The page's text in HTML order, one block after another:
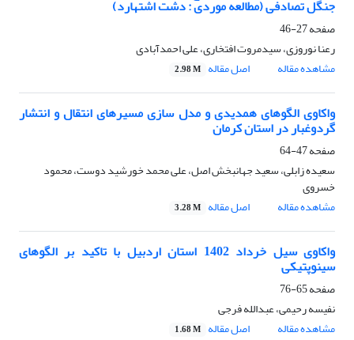
جنگل تصادفی (مطالعه موردی : دشت اشتهارد)
صفحه27-46
رعنا نوروزی، سیدمروت افتخاری، علی احمدآبادی
مشاهده مقاله
اصل مقاله 2.98 M
واکاوی الگوهای همدیدی و مدل سازی مسیرهای انتقال و انتشار
گردوغبار در استان کرمان
صفحه47-64
سعیده زابلی، سعید جهانبخش اصل، علی محمد خورشید دوست، محمود
خسروی
مشاهده مقاله
اصل مقاله 3.28 M
واکاوی سیل خرداد 1402 استان اردبیل با تاکید بر الگوهای
سینوپتیکی
صفحه65-76
نفیسه رحیمی، عبدالله فرجی
مشاهده مقاله
اصل مقاله 1.68 M